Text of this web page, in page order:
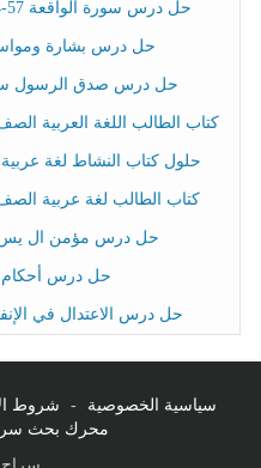
حل درس سورة الواقعة 57-74 تربية اسلامية الصف التاسع
حل درس بشارة
حل درس صدق الرسول سورة يس 1-12
كتاب الطالب اللغة العربية الصف
حلول كتاب النشاط لغة عربية
كتاب الطالب لغة عربية الصف
حل درس مؤمن ال يس
حل درس أحكام
حل درس الاعتدال في
سياسية الخصوصية - شروط
محرك بحث